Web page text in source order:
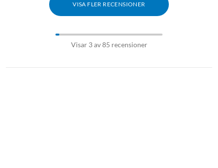
VISA FLER RECENSIONER
Visar 3 av 85 recensioner